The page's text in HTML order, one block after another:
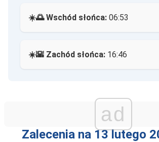
☀️🌅 Wschód słońca: 06:53
☀️🌇 Zachód słońca: 16:46
ad
Zalecenia na 13 lutego